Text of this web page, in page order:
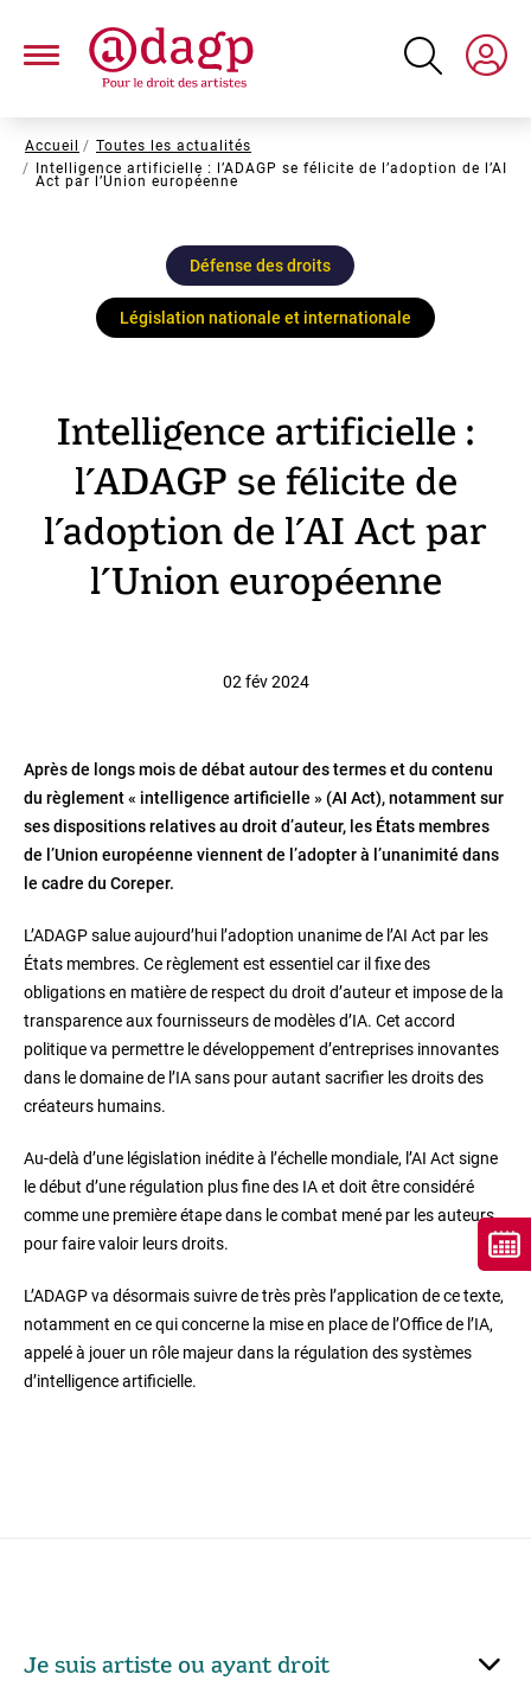
contenu
Fil
d'Ariane
Accueil
Toutes les actualités
Intelligence artificielle : l’ADAGP se félicite de l’adoption de l’AI
Act par l’Union européenne
Défense des droits
Législation nationale et internationale
Intelligence artificielle :
l’ADAGP se félicite de
l’adoption de l’AI Act par
l’Union européenne
02 fév 2024
Après de longs mois de débat autour des termes et du contenu
du règlement « intelligence artificielle » (AI Act), notamment sur
ses dispositions relatives au droit d’auteur, les États membres
de l’Union européenne viennent de l’adopter à l’unanimité dans
le cadre du Coreper.
L’ADAGP salue aujourd’hui l’adoption unanime de l’AI Act par les
États membres. Ce règlement est essentiel car il fixe des
obligations en matière de respect du droit d’auteur et impose de la
transparence aux fournisseurs de modèles d’IA. Cet accord
politique va permettre le développement d’entreprises innovantes
dans le domaine de l’IA sans pour autant sacrifier les droits des
créateurs humains.
Au-delà d’une législation inédite à l’échelle mondiale, l’AI Act signe
le début d’une régulation plus fine des IA et doit être considéré
comme une première étape dans le combat mené par les auteurs
pour faire valoir leurs droits.
L’ADAGP va désormais suivre de très près l’application de ce texte,
notamment en ce qui concerne la mise en place de l’Office de l’IA,
appelé à jouer un rôle majeur dans la régulation des systèmes
d’intelligence artificielle.
Je suis artiste ou ayant droit